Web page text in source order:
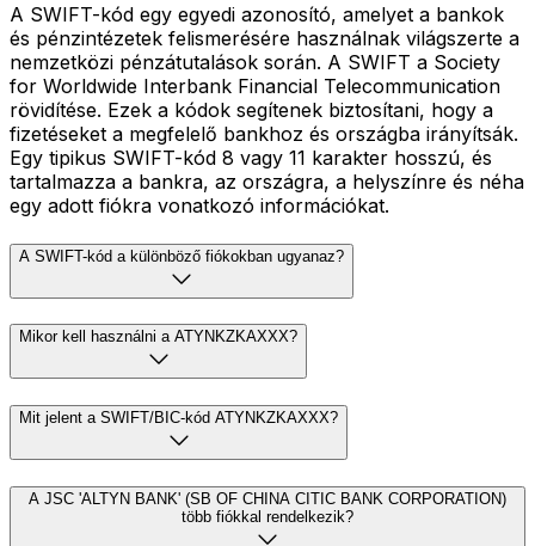
A SWIFT-kód egy egyedi azonosító, amelyet a bankok
és pénzintézetek felismerésére használnak világszerte a
nemzetközi pénzátutalások során. A SWIFT a Society
for Worldwide Interbank Financial Telecommunication
rövidítése. Ezek a kódok segítenek biztosítani, hogy a
fizetéseket a megfelelő bankhoz és országba irányítsák.
Egy tipikus SWIFT-kód 8 vagy 11 karakter hosszú, és
tartalmazza a bankra, az országra, a helyszínre és néha
egy adott fiókra vonatkozó információkat.
A SWIFT-kód a különböző fiókokban ugyanaz?
Mikor kell használni a ATYNKZKAXXX?
Mit jelent a SWIFT/BIC-kód ATYNKZKAXXX?
A JSC 'ALTYN BANK' (SB OF CHINA CITIC BANK CORPORATION)
több fiókkal rendelkezik?